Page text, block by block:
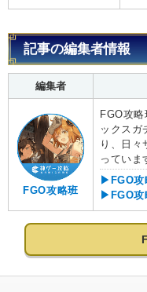
記事の編集者情報
編集者
FGO攻略班
FGO攻
ックスガ
り、日々
っていま
▶FGO攻
▶FGO攻